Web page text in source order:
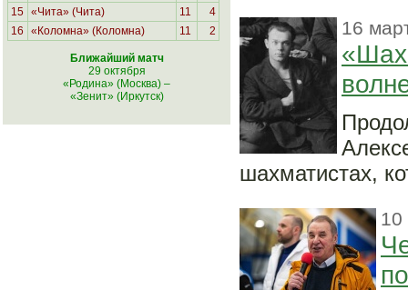
15 «Чита» (Чита) 11
4
16
«Коломна» (Коломна) 11 2
Ближайший матч
29 октября
«Родина» (Москва) –
«Зенит» (Иркутск)
16
шахматистах,
10